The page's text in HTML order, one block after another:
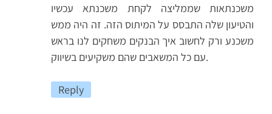
משכנתאות שממליצה לקחת משכנתא עכשיו
והטיעון שלה התבסס על המיתוס הזה. זה היה ממש
משכנע ורק לחשוב איך הבנקים משחקים לנו בראש
עם כל המשאבים שהם משקיעים בשיווק.
Reply